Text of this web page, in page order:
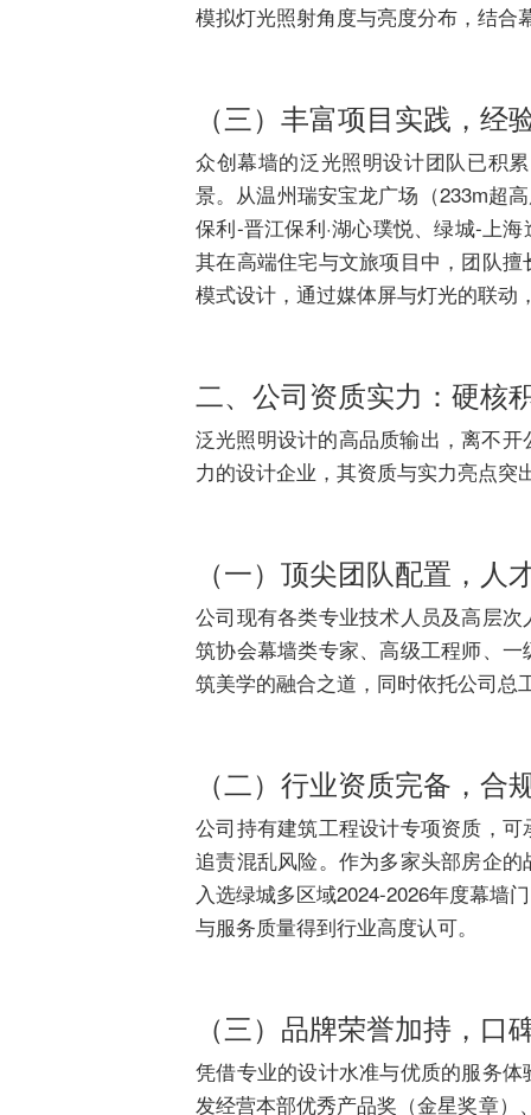
模拟灯光照射角度与亮度分布，结合
（三）丰富项目实践，经
众创幕墙的泛光照明设计团队已积
景。从温州瑞安宝龙广场（233m超
保利-晋江保利·湖心璞悦、绿城-上
其在高端住宅与文旅项目中，团队
模式设计，通过媒体屏与灯光的联动
二、公司资质实力：硬核
泛光照明设计的高品质输出，离不
力的设计企业，其资质与实力亮点突
（一）顶尖团队配置，人
公司现有各类专业技术人员及高层
筑协会幕墙类专家、高级工程师、
筑美学的融合之道，同时依托公司总
（二）行业资质完备，合
公司持有建筑工程设计专项资质，
追责混乱风险。作为多家头部房企
入选绿城多区域2024-2026年度幕墙
与服务质量得到行业高度认可。
（三）品牌荣誉加持，口
凭借专业的设计水准与优质的服务
发经营本部优秀产品奖（金星奖章）